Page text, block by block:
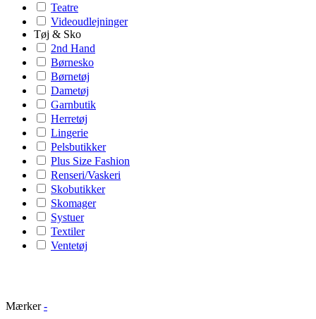
Teatre
Videoudlejninger
Tøj & Sko
2nd Hand
Børnesko
Børnetøj
Dametøj
Garnbutik
Herretøj
Lingerie
Pelsbutikker
Plus Size Fashion
Renseri/Vaskeri
Skobutikker
Skomager
Systuer
Textiler
Ventetøj
Mærker -